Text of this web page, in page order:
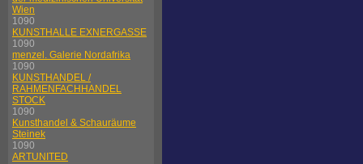
Wien
1090
KUNSTHALLE EXNERGASSE
1090
menzel. Galerie Nordafrika
1090
KUNSTHANDEL /
RAHMENFACHHANDEL
STOCK
1090
Kunsthandel & Schauräume
Steinek
1090
ARTUNITED